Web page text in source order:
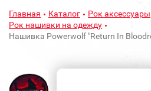
Главная Каталог
Рок аксессуары
Рок нашивки на одежду
Нашивка Powerwolf "Return In